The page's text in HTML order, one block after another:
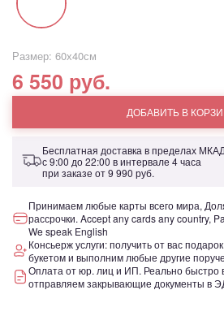
Размер: 60х40см
6 550 руб.
ДОБАВИТЬ В
Бесплатная доставка в пределах МКАД
с 9:00 до 22:00 в интервале 4 часа
при заказе от9 990 руб.
Принимаем любые карты всего мира,
рассрочки. Accept any cards any country,
We speak English
Консьерж услуги: получить от вас
букетом и выполним любые другие
Оплата от юр. лиц и ИП. Реально быстро
отправляем закрывающие документы в